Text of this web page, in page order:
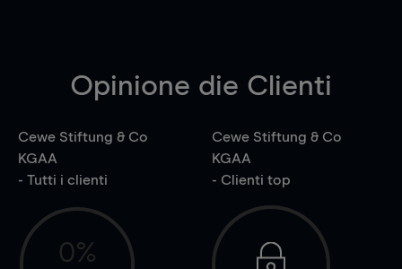
Opinione die Clienti
Cewe Stiftung & Co
KGAA
- Tutti i clienti
0%
Cewe Stiftung & Co
KGAA
- Clienti top